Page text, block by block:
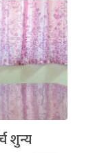
शुन्य